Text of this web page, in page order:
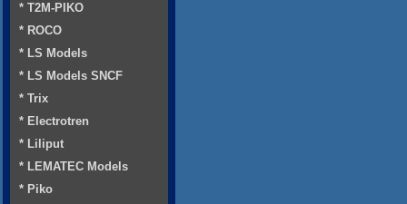
* T2M-PIKO
* ROCO
* LS Models
* LS Models SNCF
* Trix
* Electrotren
* Liliput
* LEMATEC Models
* Piko